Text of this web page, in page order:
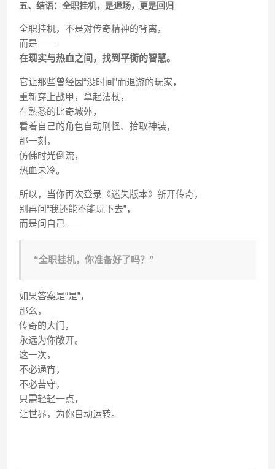
五、结语：全职挂机，是退场，更是回归
全职挂机，不是对传奇精神的背离，
而是——
在现实与热血之间，找到平衡的智慧。
它让那些曾经因“没时间”而退游的玩家，
重新穿上战甲，拿起法杖，
在熟悉的比奇城外，
看着自己的角色自动刷怪、拾取神装，
那一刻，
仿佛时光倒流，
热血未冷。
所以，当你再次登录《迷失版本》新开传奇，
别再问“我还能不能玩下去”，
而是问自己——
“全职挂机，你准备好了吗？”
如果答案是“是”，
那么，
传奇的大门，
永远为你敞开。
这一次，
不必通宵，
不必苦守，
只需轻轻一点，
让世界，为你自动运转。